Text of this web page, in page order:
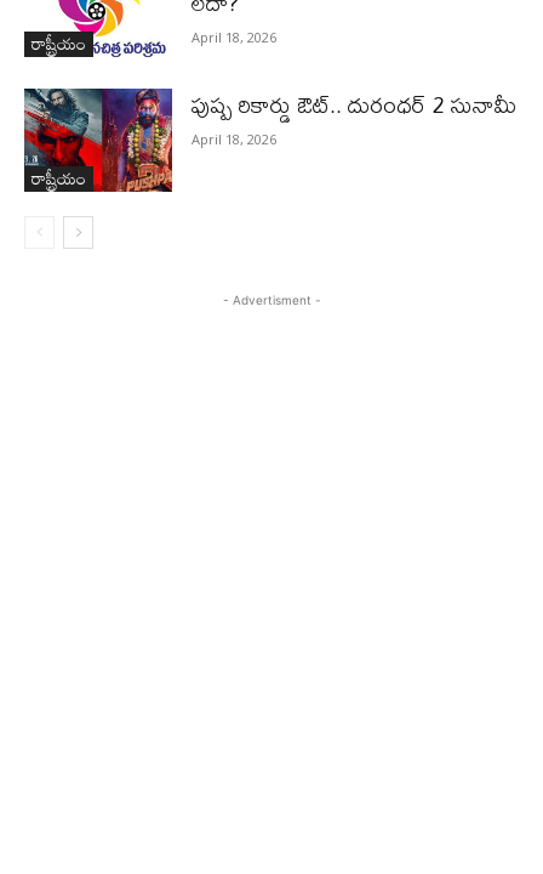
రాష్ట్రీయం April 18, 2026
రాష్ట్రీయం
పుష్ప రికార్డు ఔట్‌.. దురంధ‌ర్ 2 సునామీ
April 18, 2026
- Advertisment -